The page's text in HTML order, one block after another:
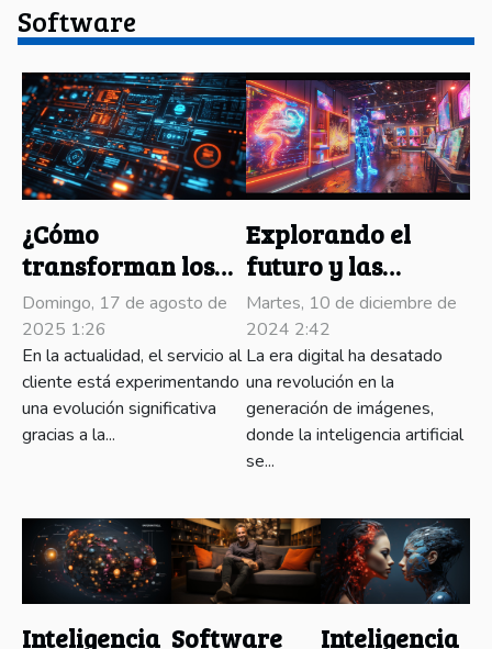
Software
¿Cómo
transforman los
chatbots
omnicanal el
servicio al cliente?
Domingo, 17 de agosto de
2025 1:26
En la actualidad, el servicio al
cliente está experimentando
una evolución significativa
gracias a la...
Explorando el
futuro y las
tendencias de los
generadores de
imágenes con IA
Martes, 10 de diciembre de
2024 2:42
La era digital ha desatado
una revolución en la
generación de imágenes,
donde la inteligencia artificial
se...
Inteligencia Software Inteligencia